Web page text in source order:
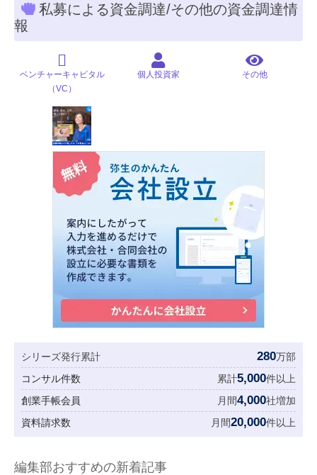
私募による資金調達/その他の資金調達情
報
ベンチャーキャピタル
（VC）
個人投資家 その他
シリーズ発行累計 280万部
コンサル件数
累計5,000件以上
創業手帳会員
月間4,000社増加
資料請求数
月間20,000件以上
編集部おすすめの新着記事